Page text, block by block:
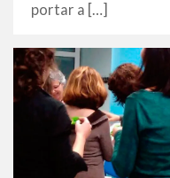
portar a […]